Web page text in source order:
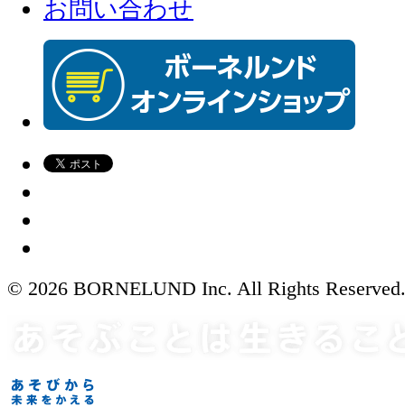
お問い合わせ
© 2026 BORNELUND Inc. All Rights Reserved.